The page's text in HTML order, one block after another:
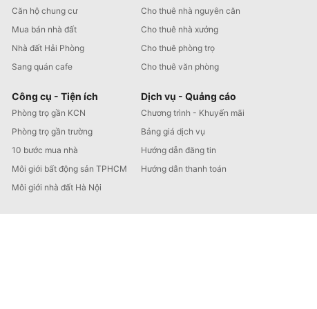
Căn hộ chung cư
Mua bán nhà đất
Nhà đất Hải Phòng
Sang quán cafe
Cho thuê nhà nguyên căn
Cho thuê nhà xưởng
Cho thuê phòng trọ
Cho thuê văn phòng
Công cụ - Tiện ích
Phòng trọ gần KCN
Phòng trọ gần trường
10 bước mua nhà
Môi giới bất động sản TPHCM
Môi giới nhà đất Hà Nội
Dịch vụ - Quảng cáo
Chương trình - Khuyến mãi
Bảng giá dịch vụ
Hướng dẫn đăng tin
Hướng dẫn thanh toán